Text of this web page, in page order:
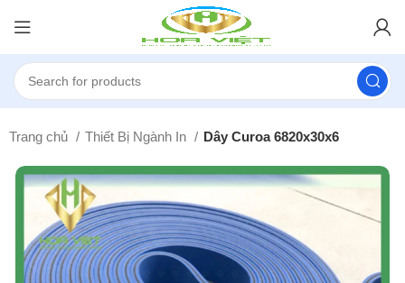
Trang chủ Thiết Bị Ngành In Dây Curoa 6820x30x6